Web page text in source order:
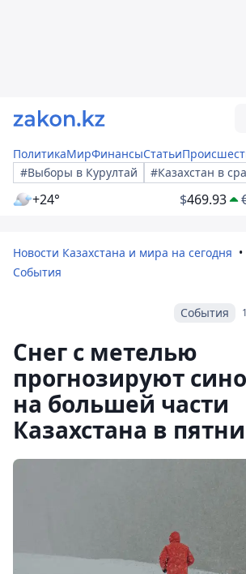
ПолитикаМирФинансыСтатьи
#Выборы в Курултай
#Казахстан в
+24° $469.93
Новости Казахстана и мира на сегодня
События
События
Снег с метелью
прогнозируют
на большей части
Казахстана в